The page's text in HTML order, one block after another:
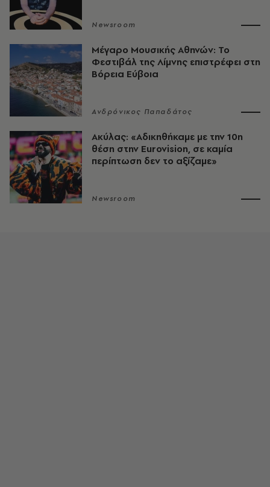
Newsroom
Μέγαρο Μουσικής Αθηνών: Το
Φεστιβάλ της Λίμνης επιστρέφει στη
Βόρεια Εύβοια
Ανδρόνικος Παπαδάτος
Ακύλας: «Αδικηθήκαμε με την 10η
θέση στην Eurovision, σε καμία
περίπτωση δεν το αξίζαμε»
Newsroom